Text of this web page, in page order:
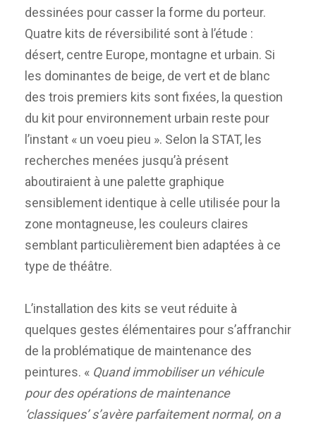
dessinées pour casser la forme du porteur.
Quatre kits de réversibilité sont à l’étude :
désert, centre Europe, montagne et urbain. Si
les dominantes de beige, de vert et de blanc
des trois premiers kits sont fixées, la question
du kit pour environnement urbain reste pour
l’instant « un voeu pieu ». Selon la STAT, les
recherches menées jusqu’à présent
aboutiraient à une palette graphique
sensiblement identique à celle utilisée pour la
zone montagneuse, les couleurs claires
semblant particulièrement bien adaptées à ce
type de théâtre.
L’installation des kits se veut réduite à
quelques gestes élémentaires pour s’affranchir
de la problématique de maintenance des
peintures. « Quand immobiliser un véhicule
pour des opérations de maintenance
‘classiques’ s’avère parfaitement normal, on a